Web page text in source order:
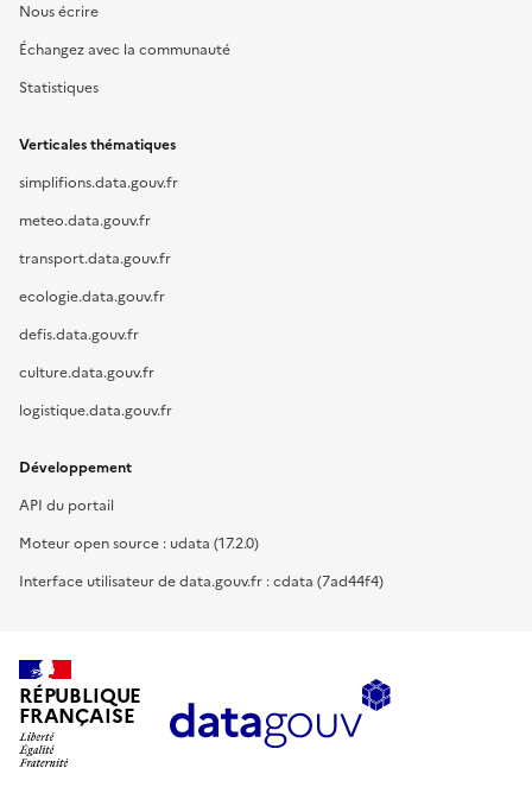
Nous écrire
Échangez avec la communauté
Statistiques
Verticales thématiques
simplifions.data.gouv.fr
meteo.data.gouv.fr
transport.data.gouv.fr
ecologie.data.gouv.fr
defis.data.gouv.fr
culture.data.gouv.fr
logistique.data.gouv.fr
Développement
API du portail
Moteur open source : udata (17.2.0)
Interface utilisateur de data.gouv.fr : cdata (7ad44f4)
RÉPUBLIQUE
FRANÇAISE